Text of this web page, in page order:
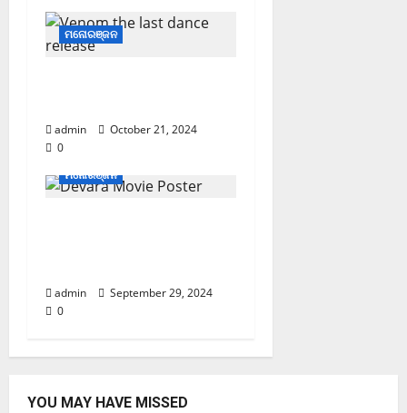
ମନୋରଞ୍ଜନ
admin
October 21, 2024
0
ମନୋରଞ୍ଜନ
admin
September 29, 2024
0
YOU MAY HAVE MISSED